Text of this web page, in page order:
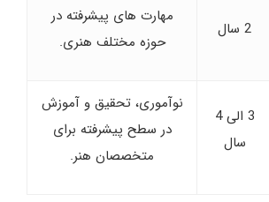
2 سال
مهارت های پیشرفته در
حوزه مختلف هنری.
3 الی 4
سال
نوآموری، تحقیق و آموزش
در سطح پیشرفته برای
متخصصان هنر.